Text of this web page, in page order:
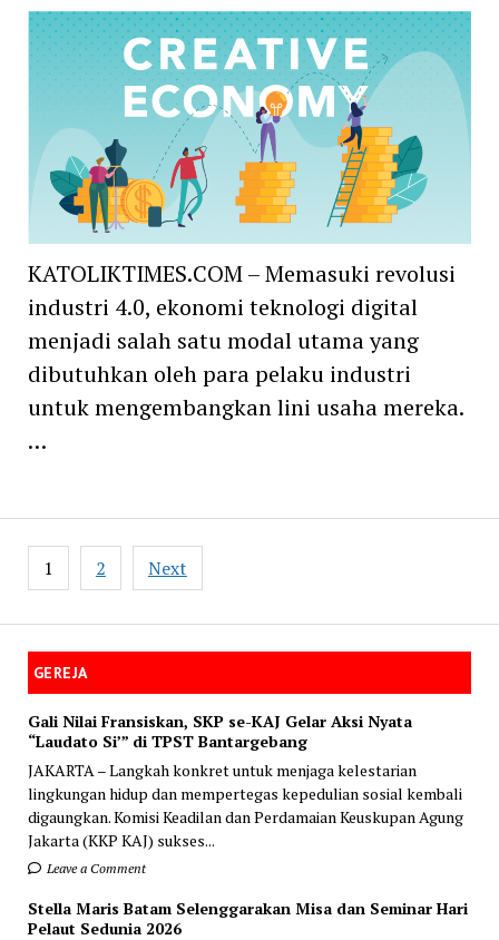
GEREJA
Gali Nilai Fransiskan, SKP se-KAJ Gelar Aksi Nyata
“Laudato Si’” di TPST Bantargebang
JAKARTA – Langkah konkret untuk menjaga kelestarian
lingkungan hidup dan mempertegas kepedulian sosial kembali
digaungkan. Komisi Keadilan dan Perdamaian Keuskupan Agung
Jakarta (KKP KAJ) sukses...
Leave a Comment
Stella Maris Batam Selenggarakan Misa dan Seminar Hari
Pelaut Sedunia 2026
KATOLIKTIMES.COM – Memasuki revolusi
industri 4.0, ekonomi teknologi digital
menjadi salah satu modal utama yang
dibutuhkan oleh para pelaku industri
untuk mengembangkan lini usaha mereka.
…
Posts
navigation
1 2 Next